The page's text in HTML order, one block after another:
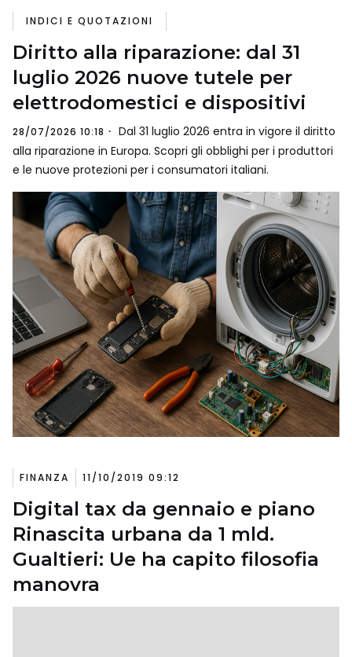
INDICI E QUOTAZIONI
Diritto alla riparazione: dal 31
luglio 2026 nuove tutele per
elettrodomestici e dispositivi
28/07/2026 10:18
Dal 31 luglio 2026 entra in vigore il diritto
alla riparazione in Europa. Scopri gli obblighi per i produttori
e le nuove protezioni per i consumatori italiani.
FINANZA 11/10/2019 09:12
Digital tax da gennaio e piano
Rinascita urbana da 1 mld.
Gualtieri: Ue ha capito filosofia
manovra